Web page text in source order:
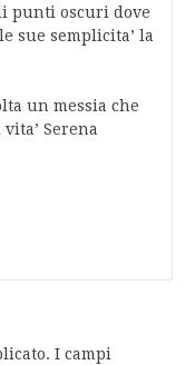
punti oscuri dove
sue semplicita’ la
un messia che
Serena
I campi